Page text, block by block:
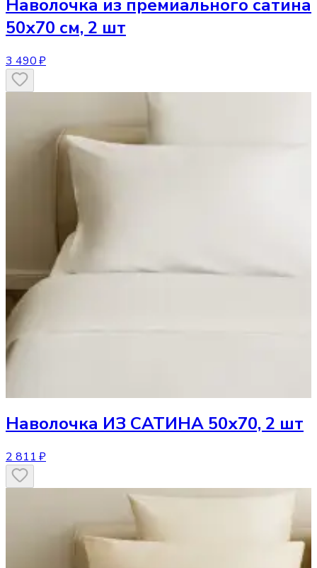
Наволочка из премиального сатина
50х70 см, 2 шт
3 490 ₽
Наволочка ИЗ САТИНА 50х70, 2 шт
2 811 ₽